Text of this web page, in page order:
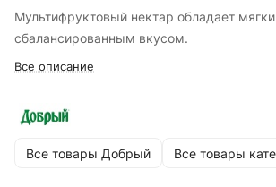
Мультифруктовый нектар обладает
сбалансированным вкусом.
Все описание
Все товары Добрый Все товары